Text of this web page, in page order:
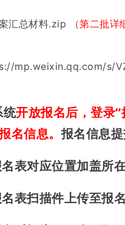
汇总材料.zip
（第二批
mp.weixin.qq.com/s/
统开放报名后，登录
名信息。 报名信息
表对应位置加盖所
表扫描件上传至报名